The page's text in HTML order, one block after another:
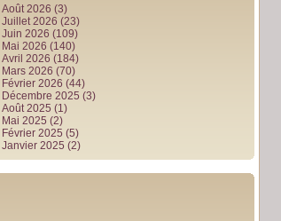
Août 2026 (3)
Juillet 2026 (23)
Juin 2026 (109)
Mai 2026 (140)
Avril 2026 (184)
Mars 2026 (70)
Février 2026 (44)
Décembre 2025 (3)
Août 2025 (1)
Mai 2025 (2)
Février 2025 (5)
Janvier 2025 (2)